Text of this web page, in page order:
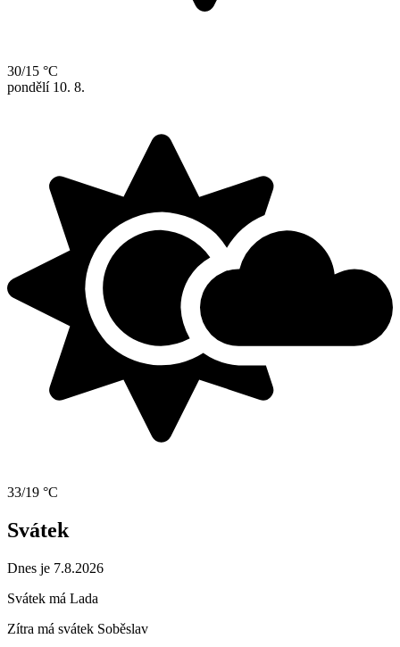
30/15 °C
pondělí 10. 8.
33/19 °C
Svátek
Dnes je 7.8.2026
Svátek má Lada
Zítra má svátek Soběslav